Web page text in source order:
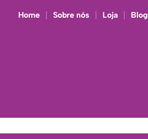
Home Sobre nós Loja Blog